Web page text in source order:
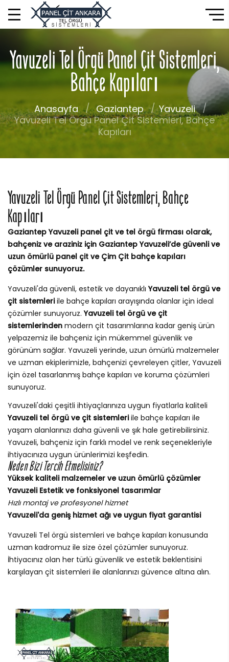
Yavuzeli Tel Örgü Panel Çit Sistemleri,
Bahçe Kapıları
Anasayfa Gaziantep
Yavuzeli
Yavuzeli Tel Örgü Panel Çit Sistemleri, Bahçe
Kapıları
Yavuzeli Tel Örgü Panel Çit Sistemleri, Bahçe
Kapıları
Gaziantep Yavuzeli panel çit ve tel örgü firması olarak,
bahçeniz ve araziniz için Gaziantep Yavuzeli’de güvenli ve
uzun ömürlü panel çit ve Çim Çit bahçe kapıları
çözümler sunuyoruz.
Yavuzeli'da güvenli, estetik ve dayanıklıYavuzeli tel örgü ve
çit sistemleriile bahçe kapıları arayışında olanlar için ideal
çözümler sunuyoruz.Yavuzeli tel örgü ve çit
sistemlerinden modern çit tasarımlarına kadar geniş ürün
yelpazemiz ile bahçeniz için mükemmel güvenlik ve
görünüm sağlar. Yavuzeli yerinde, uzun ömürlü malzemeler
ve uzman ekiplerimizle, bahçenizi çevreleyen çitler, Yavuzeli
için özel tasarlanmış bahçe kapıları ve koruma çözümleri
sunuyoruz.
Yavuzeli'daki çeşitli ihtiyaçlarınıza uygun fiyatlarla kaliteli
Yavuzeli tel örgü ve çit sistemleriile bahçe kapıları ile
yaşam alanlarınızı daha güvenli ve şık hale getirebilirsiniz.
Yavuzeli, bahçeniz için farklı model ve renk seçenekleriyle
ihtiyacınıza uygun ürünlerimizi keşfedin.
Neden Bizi Tercih Etmelisiniz?
Yüksek kaliteli malzemeler ve uzun ömürlü çözümler
Yavuzeli Estetik ve fonksiyonel tasarımlar
Hızlı montaj ve profesyonel hizmet
Yavuzeli'da geniş hizmet ağı ve uygun fiyat garantisi
Yavuzeli Tel örgü sistemleri ve bahçe kapıları konusunda
uzman kadromuz ile size özel çözümler sunuyoruz.
İhtiyacınız olan her türlü güvenlik ve estetik beklentisini
karşılayan çit sistemleri ile alanlarınızı güvence altına alın.